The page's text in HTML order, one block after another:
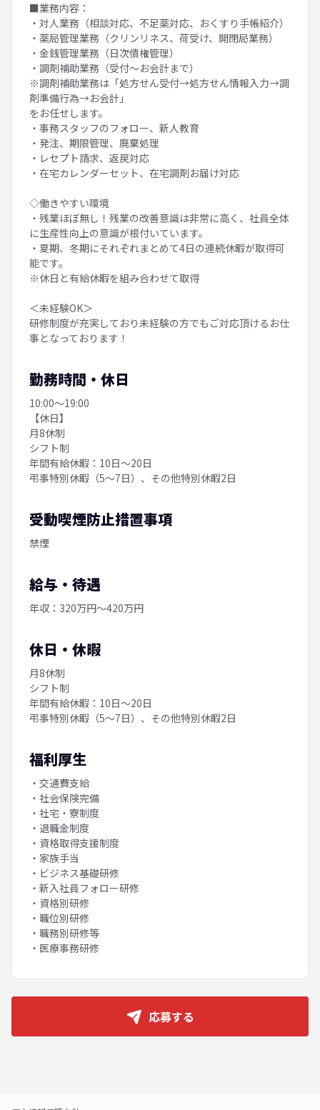
■業務内容：
・対人業務（相談対応、不足薬対応、おくすり手帳紹介）
・薬局管理業務（クリンリネス、荷受け、開閉局業務）
・金銭管理業務（日次債権管理）
・調剤補助業務（受付～お会計まで）
※調剤補助業務は「処方せん受付→処方せん情報入力→調
剤準備行為→お会計」
をお任せします。
・事務スタッフのフォロー、新人教育
・発注、期限管理、廃棄処理
・レセプト請求、返戻対応
・在宅カレンダーセット、在宅調剤お届け対応
◇働きやすい環境
・残業ほぼ無し！残業の改善意識は非常に高く、社員全体
に生産性向上の意識が根付いています。
・夏期、冬期にそれぞれまとめて4日の連続休暇が取得可
能です。
※休日と有給休暇を組み合わせて取得
＜未経験OK＞
研修制度が充実しており未経験の方でもご対応頂けるお仕
事となっております！
勤務時間・休日
10:00～19:00
【休日】
月8休制
シフト制
年間有給休暇：10日～20日
弔事特別休暇（5～7日）、その他特別休暇2日
受動喫煙防止措置事項
禁煙
給与・待遇
年収：320万円～420万円
休日・休暇
月8休制
シフト制
年間有給休暇：10日～20日
弔事特別休暇（5～7日）、その他特別休暇2日
福利厚生
・交通費支給
・社会保険完備
・社宅・寮制度
・退職金制度
・資格取得支援制度
・家族手当
・ビジネス基礎研修
・新入社員フォロー研修
・資格別研修
・職位別研修
・職務別研修等
・医療事務研修
応募する